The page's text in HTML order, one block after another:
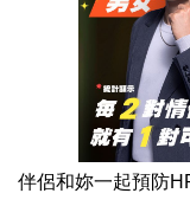
伴侶和妳一起預防